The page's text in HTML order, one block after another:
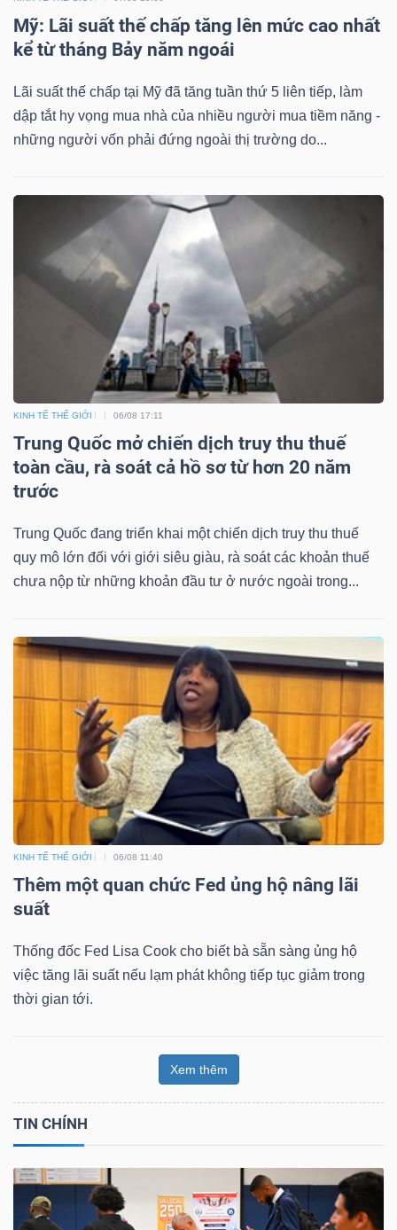
Mỹ: Lãi suất thế chấp tăng lên mức cao nhất
kể từ tháng Bảy năm ngoái
Lãi suất thế chấp tại Mỹ đã tăng tuần thứ 5 liên tiếp, làm
dập tắt hy vọng mua nhà của nhiều người mua tiềm năng -
những người vốn phải đứng ngoài thị trường do...
KINH TẾ THẾ GIỚI 06/08 17:11
Trung Quốc mở chiến dịch truy thu thuế
toàn cầu, rà soát cả hồ sơ từ hơn 20 năm
trước
Trung Quốc đang triển khai một chiến dịch truy thu thuế
quy mô lớn đối với giới siêu giàu, rà soát các khoản thuế
chưa nộp từ những khoản đầu tư ở nước ngoài trong...
KINH TẾ THẾ GIỚI 06/08 11:40
Thêm một quan chức Fed ủng hộ nâng lãi
suất
Thống đốc Fed Lisa Cook cho biết bà sẵn sàng ủng hộ
việc tăng lãi suất nếu lạm phát không tiếp tục giảm trong
thời gian tới.
Xem thêm
TIN CHÍNH